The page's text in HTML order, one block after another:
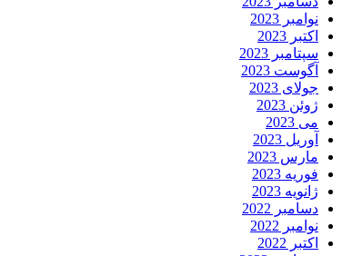
نوامبر 2023
اکتبر 2023
سپتامبر 2023
آگوست 2023
جولای 2023
ژوئن 2023
می 2023
آوریل 2023
مارس 2023
فوریه 2023
ژانویه 2023
دسامبر 2022
نوامبر 2022
اکتبر 2022